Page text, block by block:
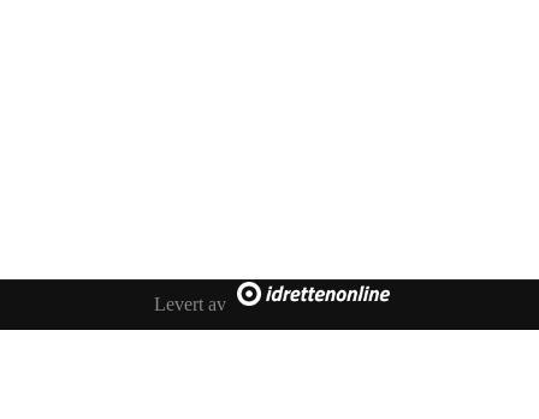
Postadresse: Melhus Fotball, Postboks 169, 7221 Melhus
E-post: styret@fotball.melhusil.no
Levert av